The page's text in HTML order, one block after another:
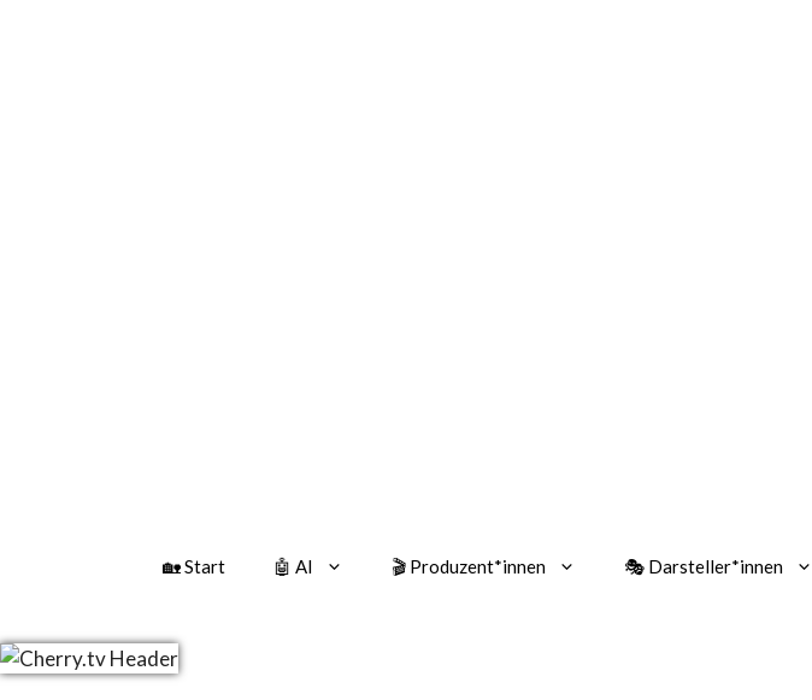
🏡 Start 🤖 AI 🎬 Produzent*innen 🎭 Darsteller*innen